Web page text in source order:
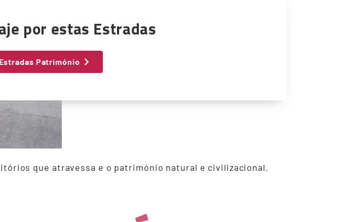
por estas Estradas
Estradas Património
que atravessa e o património natural e civilizacional.